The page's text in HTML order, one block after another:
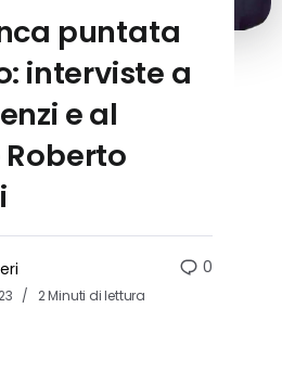
puntata
interviste a
e al
2 Minuti di lettura
0